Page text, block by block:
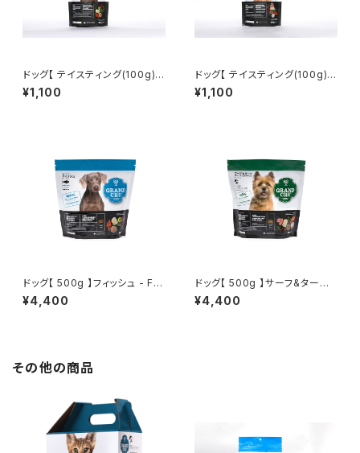
ドッグ【 テイスティング(100g) 】
フィッシュ - FISH -
¥1,100
ドッグ【 テイスティング(100g) 】
サーフ&ターフ - SURF AND T
URF -
¥1,100
ドッグ【 500g 】フィッシュ - FIS
H -
¥4,400
ドッグ【 500g 】サーフ&ターフ -
SURF AND TURF -
¥4,400
その他の商品